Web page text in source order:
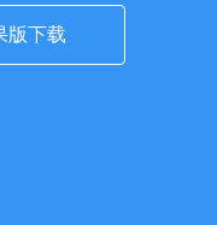
版下载